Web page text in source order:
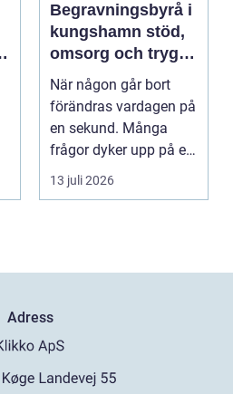
Begravningsbyrå i
kungshamn stöd,
omsorg och trygg
vägledning
När någon går bort
förändras vardagen på
en sekund. Många
frågor dyker upp på en
gång: Vad händer nu...
13 juli 2026
Adress